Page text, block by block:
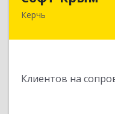
Керчь
Клиентов на
Республика